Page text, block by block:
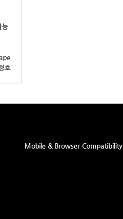
능
호
Mobile & Browser Compatibility